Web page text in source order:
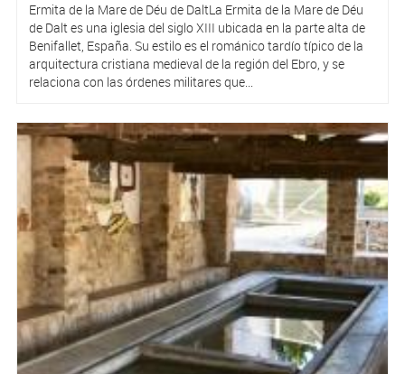
Ermita de la Mare de Déu de DaltLa Ermita de la Mare de Déu
de Dalt es una iglesia del siglo XIII ubicada en la parte alta de
Benifallet, España. Su estilo es el románico tardío típico de la
arquitectura cristiana medieval de la región del Ebro, y se
relaciona con las órdenes militares que...